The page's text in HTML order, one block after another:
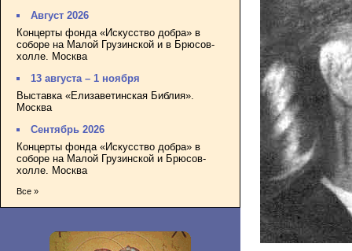
Август 2026
Концерты фонда «Искусство добра» в
соборе на Малой Грузинской и в Брюсов-
холле. Москва
13 августа – 1 ноября
Выставка «Елизаветинская Библия».
Москва
Сентябрь 2026
Концерты фонда «Искусство добра» в
соборе на Малой Грузинской и Брюсов-
холле. Москва
Все »